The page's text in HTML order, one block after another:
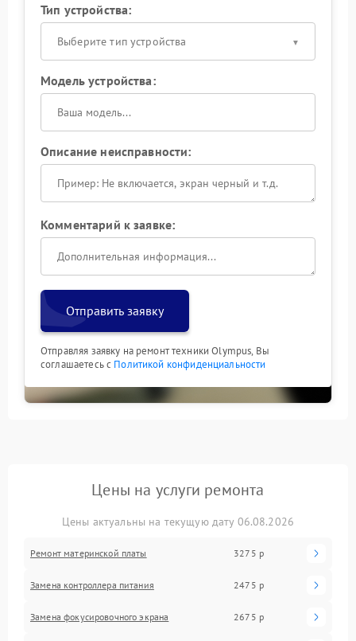
Тип устройства:
Выберите тип устройства
Модель устройства:
Описание неисправности:
Комментарий к заявке:
Отправить заявку
Отправляя заявку на ремонт техники Olympus, Вы
соглашаетесь с Политикой конфиденциальности
Цены на услуги ремонта
Цены актуальны на текущую дату 06.08.2026
Ремонт материнской платы 3275 р
Замена контроллера питания 2475 р
Замена фокусировочного экрана 2675 р